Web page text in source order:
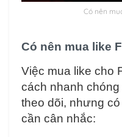
Có nên
Có nên mua like
Việc mua like cho
cách nhanh
theo dõi, nhưng
cần cân nhắc: